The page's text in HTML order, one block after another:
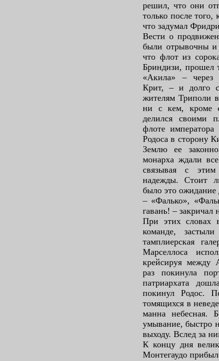
решил, что они
только после того,
что задумал
Вести о
были отрывочны и
что флот из
Бриндизи, прошел
«Акила» –
Крит, – и долго
жителям Триполи
ни с кем, кроме
делился своими
флоте
Родоса в сторону
Землю ее
монарха ждали
связывая с
надежды. Стоит
было это ожидание
– «Фалько»,
гавань! – закричал
При этих словах
команде,
тамплиерская
Марселлоса
крейсируя между
раз покинула
патриархата
покинул Родос.
томящихся в
манна небесная.
умывание, быстро
выходу. Вслед за
К концу дня
Монтегаудо